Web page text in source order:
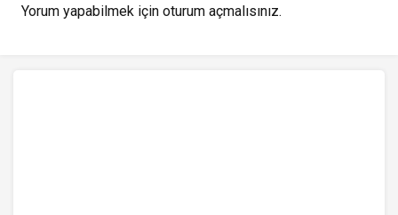
Yorum yapabilmek için oturum açmalısınız.